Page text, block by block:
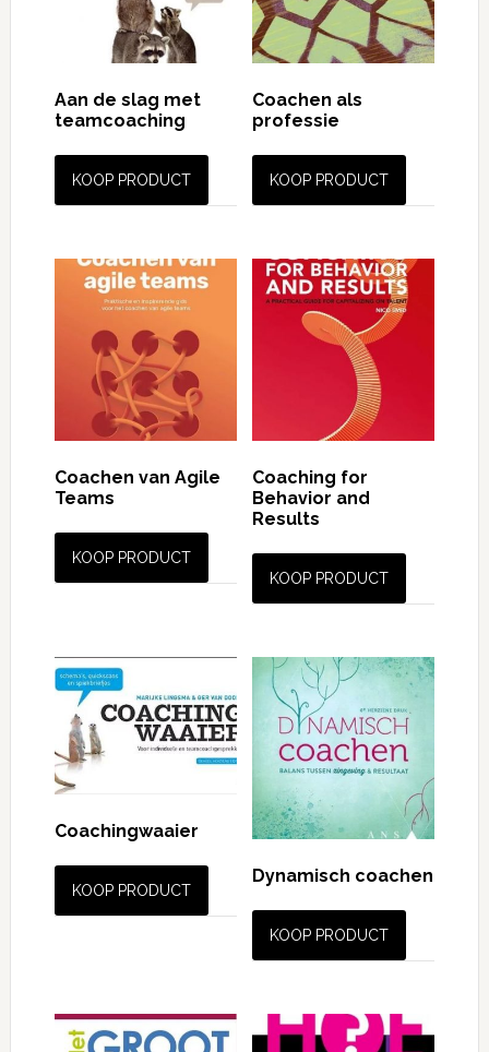
Aan de slag met
teamcoaching
KOOP PRODUCT
Coachen als
professie
KOOP PRODUCT
Coachen van Agile
Teams
KOOP PRODUCT
Coaching for
Behavior and
Results
KOOP PRODUCT
Coachingwaaier
KOOP PRODUCT
Dynamisch coachen
KOOP PRODUCT